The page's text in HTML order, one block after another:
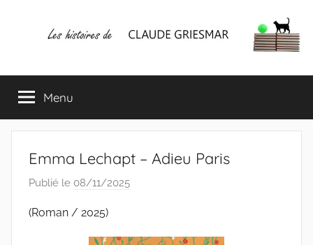
Les
histoires
de
CLAUDE
GRIESMAR
mes
lectures
favorites
Menu
Emma Lechapt – Adieu Paris
Publié le 08/11/2025
C
(Roman / 2025)